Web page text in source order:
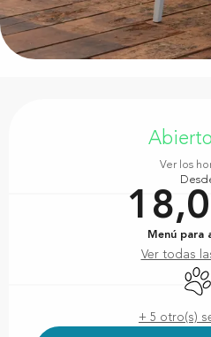
Ver los
Menú para
Ver todas
Se
+ 5 otro(s)